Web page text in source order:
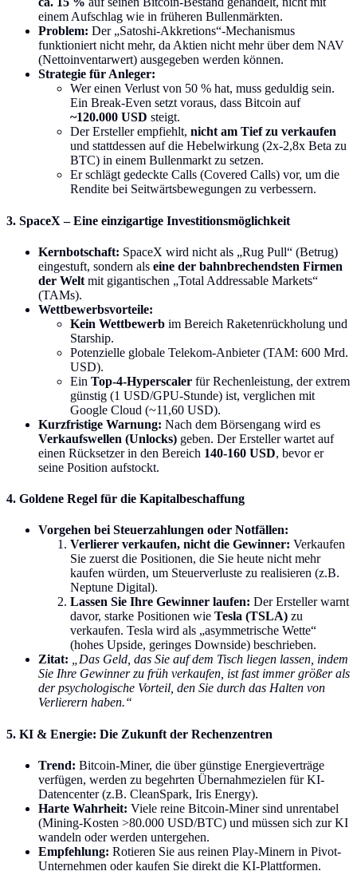
einem Aufschlag wie in früheren Bullenmärkten.
Problem: Der „Satoshi-Akkretions“-Mechanismus
funktioniert nicht mehr, da Aktien nicht mehr über dem NAV
(Nettoinventarwert) ausgegeben werden können.
Strategie für Anleger:
Wer einen Verlust von 50 % hat, muss geduldig sein.
Ein Break-Even setzt voraus, dass Bitcoin auf
~120.000 USD steigt.
Der Ersteller empfiehlt, nicht am Tief zu verkaufen
und stattdessen auf die Hebelwirkung (2x-2,8x Beta zu
BTC) in einem Bullenmarkt zu setzen.
Er schlägt gedeckte Calls (Covered Calls) vor, um die
Rendite bei Seitwärtsbewegungen zu verbessern.
3. SpaceX – Eine einzigartige Investitionsmöglichkeit
Kernbotschaft: SpaceX wird nicht als „Rug Pull“ (Betrug)
eingestuft, sondern als eine der bahnbrechendsten Firmen
der Welt mit gigantischen „Total Addressable Markets“
(TAMs).
Wettbewerbsvorteile:
Kein Wettbewerb im Bereich Raketenrückholung und
Starship.
Potenzielle globale Telekom-Anbieter (TAM: 600 Mrd.
USD).
Ein Top-4-Hyperscaler für Rechenleistung, der extrem
günstig (1 USD/GPU-Stunde) ist, verglichen mit
Google Cloud (~11,60 USD).
Kurzfristige Warnung: Nach dem Börsengang wird es
Verkaufswellen (Unlocks) geben. Der Ersteller wartet auf
einen Rücksetzer in den Bereich 140-160 USD, bevor er
seine Position aufstockt.
4. Goldene Regel für die Kapitalbeschaffung
Vorgehen bei Steuerzahlungen oder Notfällen:
Verlierer verkaufen, nicht die Gewinner: Verkaufen
Sie zuerst die Positionen, die Sie heute nicht mehr
kaufen würden, um Steuerverluste zu realisieren (z.B.
Neptune Digital).
Lassen Sie Ihre Gewinner laufen: Der Ersteller warnt
davor, starke Positionen wie Tesla (TSLA) zu
verkaufen. Tesla wird als „asymmetrische Wette“
(hohes Upside, geringes Downside) beschrieben.
Zitat:
„Das Geld, das Sie auf dem Tisch liegen lassen, indem
Sie Ihre Gewinner zu früh verkaufen, ist fast immer größer als
der psychologische Vorteil, den Sie durch das Halten von
Verlierern haben.“
5. KI & Energie: Die Zukunft der Rechenzentren
Trend: Bitcoin-Miner, die über günstige Energieverträge
verfügen, werden zu begehrten Übernahmezielen für KI-
Datencenter (z.B. CleanSpark, Iris Energy).
Harte Wahrheit: Viele reine Bitcoin-Miner sind unrentabel
(Mining-Kosten >80.000 USD/BTC) und müssen sich zur KI
wandeln oder werden untergehen.
Empfehlung: Rotieren Sie aus reinen Play-Minern in Pivot-
Unternehmen oder kaufen Sie direkt die KI-Plattformen.